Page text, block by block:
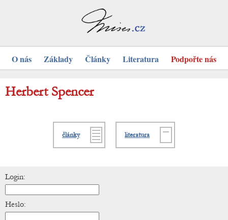
O nás Základy Články Literatura Podpořte nás
Herbert Spencer
články literatura
Login:
Heslo: